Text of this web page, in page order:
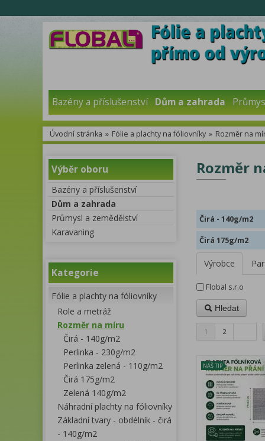
Bazény a příslušenství Dům a zahrada
Úvodní stránka » Fólie a plachty na fóliovníky » Rozměr na
Výběr oboru
Bazény a příslušenství
Dům a zahrada
Průmysl a zemědělství
Karavaning
Kategorie
Fólie a plachty na fóliovníky
Role a metráž
Rozměr na míru
Čirá - 140g/m2
Perlinka - 230g/m2
Perlinka zelená - 110g/m2
Čirá 175g/m2
Zelená 140g/m2
Náhradní plachty na fóliovníky
Základní tvary - obdélník - čirá
- 140g/m2
Rozměr
Čirá - 140g/m2
Čirá 175g/m2
Výrobce
Flobal s.r.o
Hledat
1 2
NÁŠ TIP